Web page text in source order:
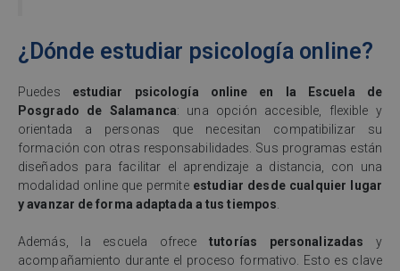
¿Dónde estudiar psicología online?
Puedes estudiar psicología online en la Escuela de
Posgrado de Salamanca: una opción accesible, flexible y
orientada a personas que necesitan compatibilizar su
formación con otras responsabilidades. Sus programas están
diseñados para facilitar el aprendizaje a distancia, con una
modalidad online que permite estudiar desde cualquier lugar
y avanzar de forma adaptada a tus tiempos.
Además, la escuela ofrecetutorías personalizadas y
acompañamiento durante el proceso formativo. Esto es clave